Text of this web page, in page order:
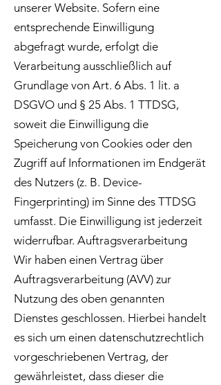
unserer Website. Sofern eine
entsprechende Einwilligung
abgefragt wurde, erfolgt die
Verarbeitung ausschließlich auf
Grundlage von Art. 6 Abs. 1 lit. a
DSGVO und § 25 Abs. 1 TTDSG,
soweit die Einwilligung die
Speicherung von Cookies oder den
Zugriff auf Informationen im Endgerät
des Nutzers (z. B. Device-
Fingerprinting) im Sinne des TTDSG
umfasst. Die Einwilligung ist jederzeit
widerrufbar. Auftragsverarbeitung
Wir haben einen Vertrag über
Auftragsverarbeitung (AVV) zur
Nutzung des oben genannten
Dienstes geschlossen. Hierbei handelt
es sich um einen datenschutzrechtlich
vorgeschriebenen Vertrag, der
gewährleistet, dass dieser die